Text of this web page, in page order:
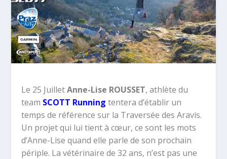
Le 25 JuilletAnne-Lise ROUSSET, athlète du
team SCOTT Running tentera d’établir un
temps de référence sur la Traversée des Aravis.
Un projet qui lui tient à cœur, ce sont les mots
d’Anne-Lise quand elle parle de son prochain
périple. La vétérinaire de 32 ans, n’est pas une